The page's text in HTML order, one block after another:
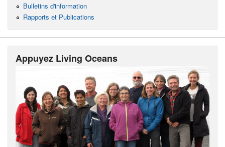
Bulletins d'information
Rapports et Publications
Appuyez Living Oceans